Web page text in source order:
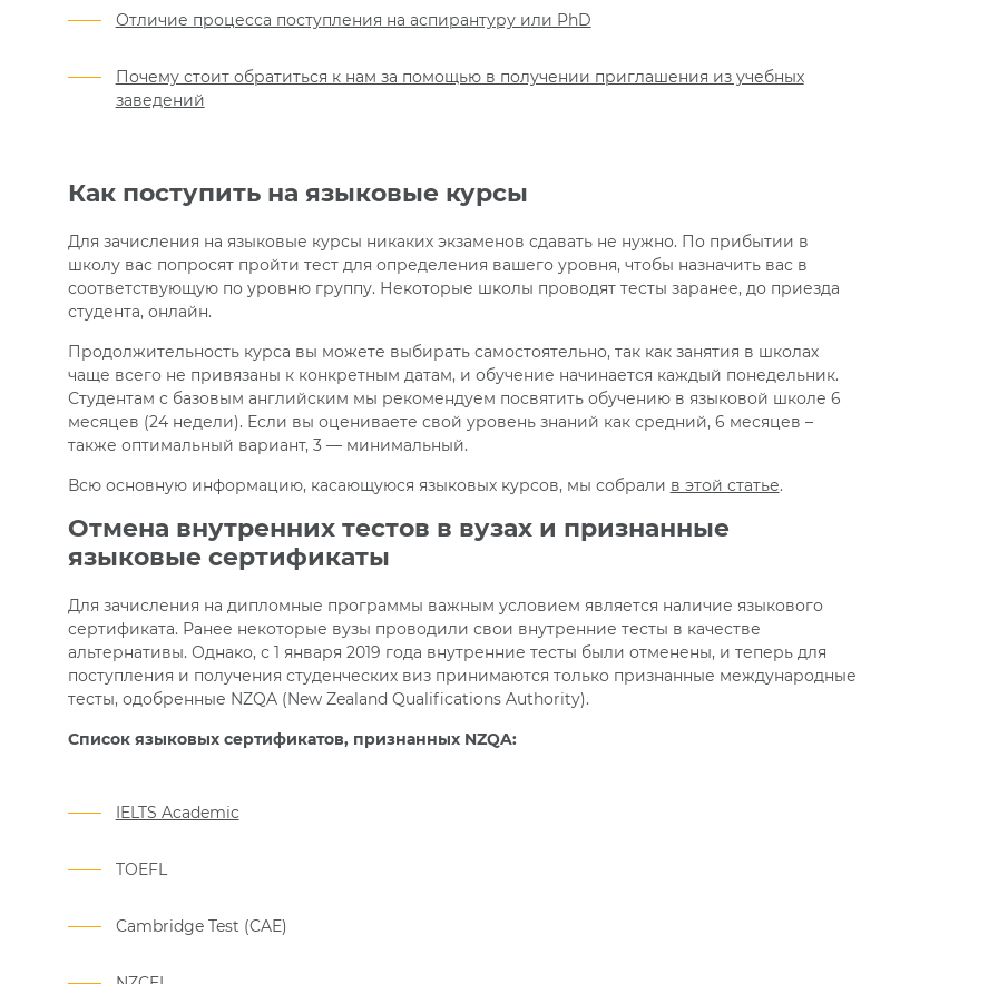
Отличие процесса поступления на аспирантуру или PhD
Почему стоит обратиться к нам за помощью в получении приглашения из учебных
заведений
Как поступить на языковые курсы
Для зачисления на языковые курсы никаких экзаменов сдавать не нужно. По прибытии в
школу вас попросят пройти тест для определения вашего уровня, чтобы назначить вас в
соответствующую по уровню группу. Некоторые школы проводят тесты заранее, до приезда
студента, онлайн.
Продолжительность курса вы можете выбирать самостоятельно, так как занятия в школах
чаще всего не привязаны к конкретным датам, и обучение начинается каждый понедельник.
Студентам с базовым английским мы рекомендуем посвятить обучению в языковой школе 6
месяцев (24 недели). Если вы оцениваете свой уровень знаний как средний, 6 месяцев –
также оптимальный вариант, 3 — минимальный.
Всю основную информацию, касающуюся языковых курсов, мы собрали в этой статье.
Отмена внутренних тестов в вузах и признанные
языковые сертификаты
Для зачисления на дипломные программы важным условием является наличие языкового
сертификата. Ранее некоторые вузы проводили свои внутренние тесты в качестве
альтернативы. Однако, с 1 января 2019 года внутренние тесты были отменены, и теперь для
поступления и получения студенческих виз принимаются только признанные международные
тесты, одобренные NZQA (New Zealand Qualifications Authority).
Список языковых сертификатов, признанных NZQA:
IELTS Academic
TOEFL
Cambridge Test (CAE)